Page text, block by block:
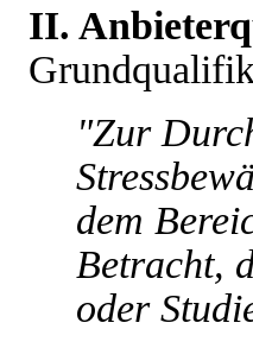
II.
"Zur
dem
Betracht,
oder